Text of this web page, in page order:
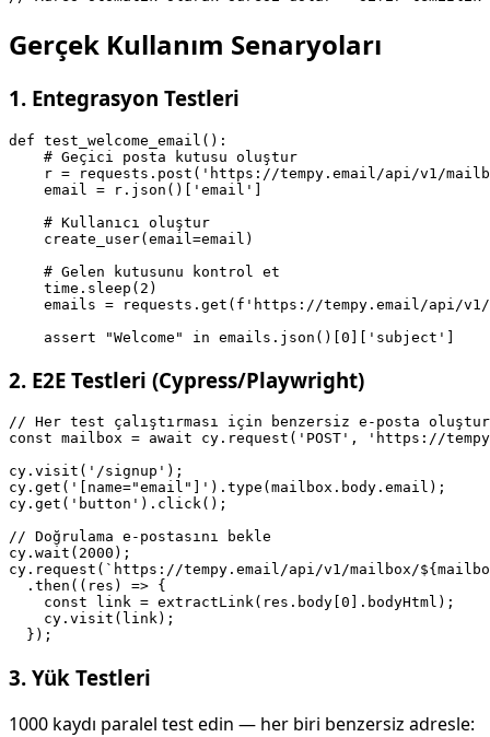
Gerçek Kullanım Senaryoları
1. Entegrasyon Testleri
def test_welcome_email():
    # Geçici posta kutusu oluştur
r = requests.post('https://tempy.email/api/v1/
    email = r.json()['email']
    # Kullanıcı oluştur
    create_user(email=email)
    # Gelen kutusunu kontrol et
    time.sleep(2)
emails = requests.get(f'https://tempy.email/api/
2. E2E Testleri (Cypress/Playwright)
// Her test çalıştırması için benzersiz e-posta oluştur
const mailbox = await cy.request('POST', 'https://
cy.visit('/signup');
cy.get('[name="email"]').type(mailbox.body.email);
cy.get('button').click();
// Doğrulama e-postasını bekle
cy.wait(2000);
cy.request(`https://tempy.email/api/v1/mailbox/
  .then((res) => {
    const link = extractLink(res.body[0].bodyHtml);
    cy.visit(link);
3. Yük Testleri
1000 kaydı paralel test edin — her biri benzersiz adresle: